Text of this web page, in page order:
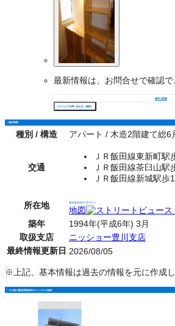
最新情報は、お問合せで確認で
物件の詳細
フォームでお問い合わせ（無料）
物件情報
種別 / 構造 アパート / 木造2階建て総6
交通
ＪＲ飯田線東新町駅
ＪＲ飯田線茶臼山駅
ＪＲ飯田線新城駅歩
所在地 愛知県新城市平井字大小
地図
築年
1994年(平成6年) 3月
取扱支店
ニッショー豊川支店
最終情報更新日 2026/08/05
※上記、基本情報は過去の情報を元に作成し
その他の愛知県新城市の１ＬＤＫの物件